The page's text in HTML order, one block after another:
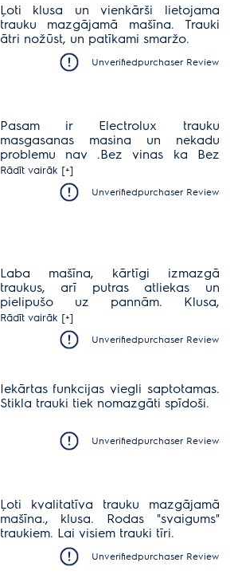
Ļoti klusa un vienkārši lietojama
trauku mazgājamā mašīna. Trauki
ātri nožūst, un patīkami smaržo.
Unverifiedpurchaser Review
Pasam ir Electrolux trauku
masgasanas masina un nekadu
problemu nav .Bez vinas ka Bez
rokam. Paldies Electrolux.
Rādīt vairāk [+]
Unverifiedpurchaser Review
Laba mašīna, kārtīgi izmazgā
traukus, arī putras atliekas un
pielipušo uz pannām. Klusa,
funkcionāla un ietilpīga. Noteikti
Rādīt vairāk [+]
Unverifiedpurchaser Review
Iekārtas funkcijas viegli saptotamas.
Stikla trauki tiek nomazgāti spīdoši.
Unverifiedpurchaser Review
Ļoti kvalitatīva trauku mazgājamā
mašīna., klusa. Rodas "svaigums"
traukiem. Lai visiem trauki tīri.
Unverifiedpurchaser Review